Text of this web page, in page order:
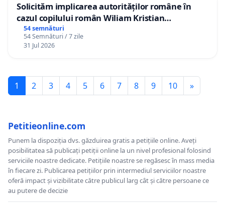
Solicităm implicarea autorităților române în
cazul copilului român Wiliam Kristian
Gheorghe, aflat în plasament în Danemarca de
12 ani
54 semnături
54 Semnături / 7 zile
31 Jul 2026
1 2 3 4 5 6 7 8 9 10 »
Petitieonline.com
Punem la dispoziția dvs. găzduirea gratis a petițiile online. Aveți
posibilitatea să publicați petiții online la un nivel profesional folosind
serviciile noastre dedicate. Petițiile noastre se regăsesc în mass media
în fiecare zi. Publicarea petițiilor prin intermediul serviciilor noastre
oferă impact și vizibilitate către publicul larg cât și către persoane ce
au putere de decizie